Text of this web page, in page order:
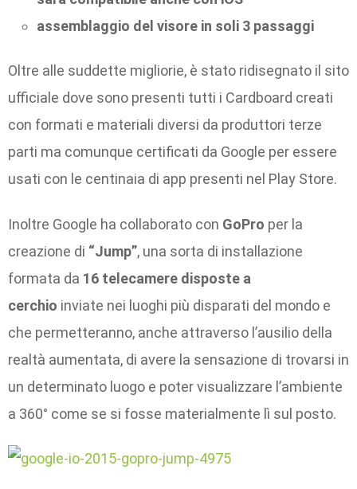
assemblaggio del visore in soli 3 passaggi
Oltre alle suddette migliorie, è stato ridisegnato il sito
ufficiale dove sono presenti tutti i Cardboard creati
con formati e materiali diversi da produttori terze
parti ma comunque certificati da Google per essere
usati con le centinaia di app presenti nel Play Store.
Inoltre Google ha collaborato con GoPro per la
creazione di “Jump”, una sorta di installazione
formata da 16 telecamere disposte a
cerchio inviate nei luoghi più disparati del mondo e
che permetteranno, anche attraverso l’ausilio della
realtà aumentata, di avere la sensazione di trovarsi in
un determinato luogo e poter visualizzare l’ambiente
a 360° come se si fosse materialmente lì sul posto.